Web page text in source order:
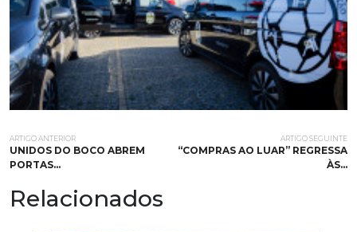
ARTIGO ANTERIOR
UNIDOS DO BOCO ABREM
PORTAS…
ARTIGO SEGUINTE
“COMPRAS AO LUAR” REGRESSA
ÀS…
Relacionados